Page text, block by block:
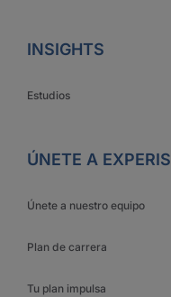
INSIGHTS
Estudios
ÚNETE A EXPERIS
Únete a nuestro equipo
Plan de carrera
Tu plan impulsa